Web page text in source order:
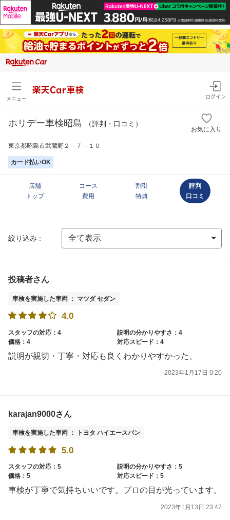
メニュー
楽天Car車検
ログイン
ホリデー車検昭島 （評判・口コミ）
お気に入り
東京都昭島市武蔵野２－７－１０
カード払いOK
店舗
トップ
コース
費用
割引
特典
評判
口コミ
絞り込み :
投稿者さん
車検を実施した車両 ： マツダ セダン
4.0
スタッフの対応：4
説明の分かりやすさ：4
価格：4
対応スピード：4
説明が親切・丁寧・対応も良くわかりやすかった、
2023年1月17日 0:20
karajan9000さん
車検を実施した車両 ： トヨタ ハイエースバン
5.0
スタッフの対応：5
説明の分かりやすさ：5
価格：5
対応スピード：5
車検が丁寧で気持ちいいです。プロの目が光っています。
2023年1月13日 23:47